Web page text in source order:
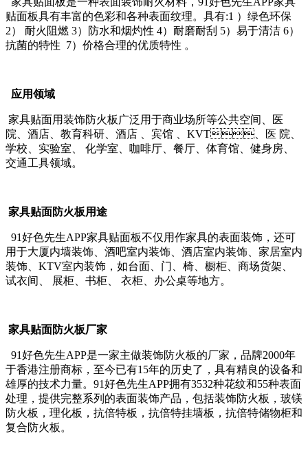
贴面板具有丰富的色彩和各种表面纹理。具有:1 ）绿色环保
2） 耐火阻燃 3）防水和烟灼性 4）耐磨耐刮 5）易于清洁 6）
抗菌的特性 7）价格合理的优质特性 。
应用领域
家具贴面用装饰防火板广泛用于商业场所等公共空间、医
院、酒店、教育科研、酒店 、宾馆 、KVT、医 院、
学校、实验室、 化学室、咖啡厅、餐厅、体育馆、健身房、
交通工具领域。
家具贴面防火板用途
91好色先生APP家具贴面板不仅用作家具的表面装饰，还可
用于大厦内墙装饰、酒吧室内装饰、酒店室内装饰、家居室内
装饰、KTV室内装饰，如台面、门、椅、橱柜、商场货架、
试衣间、 展柜、书柜、 衣柜、办公桌等地方。
家具贴面防火板厂家
91好色先生APP是一家主做装饰防火板的厂家，品牌2000年
于香港注册商标，至今已有15年的历史了，具有精良的设备和
雄厚的技术力量。91好色先生APP拥有3532种花纹和55种表面
处理，提供完整系列的表面装饰产品，包括装饰防火板，玻镁
防火板，理化板，抗倍特板，抗倍特挂墙板，抗倍特储物柜和
复合防火板。